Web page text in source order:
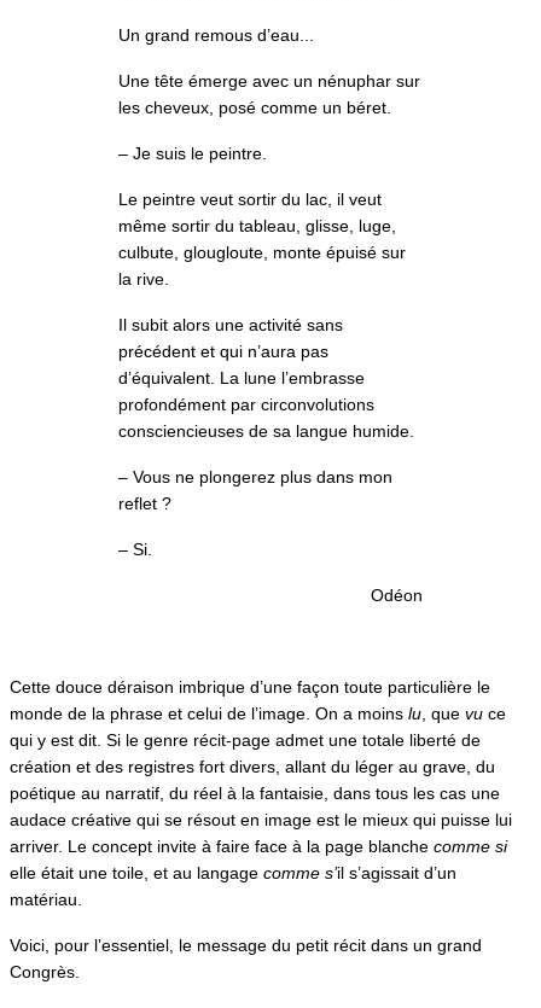
Un grand remous d’eau...
Une tête émerge avec un nénuphar sur
les cheveux, posé comme un béret.
– Je suis le peintre.
Le peintre veut sortir du lac, il veut
même sortir du tableau, glisse, luge,
culbute, glougloute, monte épuisé sur
la rive.
Il subit alors une activité sans
précédent et qui n’aura pas
d’équivalent. La lune l’embrasse
profondément par circonvolutions
consciencieuses de sa langue humide.
– Vous ne plongerez plus dans mon
reflet ?
– Si.
Odéon
Cette douce déraison imbrique d’une façon toute particulière le
monde de la phrase et celui de l’image. On a moins lu , que vu ce
qui y est dit. Si le genre récit-page admet une totale liberté de
création et des registres fort divers, allant du léger au grave, du
poétique au narratif, du réel à la fantaisie, dans tous les cas une
audace créative qui se résout en image est le mieux qui puisse lui
arriver. Le concept invite à faire face à la page blanche comme si
elle était une toile, et au langage comme s’il s’agissait d’un
matériau.
Voici, pour l’essentiel, le message du petit récit dans un grand
Congrès.